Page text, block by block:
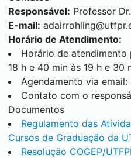
Responsável: Professor
E-mail:
Horário de Atendimento:
Horário de atendimento
18 h e 40 min às 19 h e 30
Agendamento via email:
Contato com o
Documentos
Regulamento das
Cursos de Graduação da
Resolução COGEP/